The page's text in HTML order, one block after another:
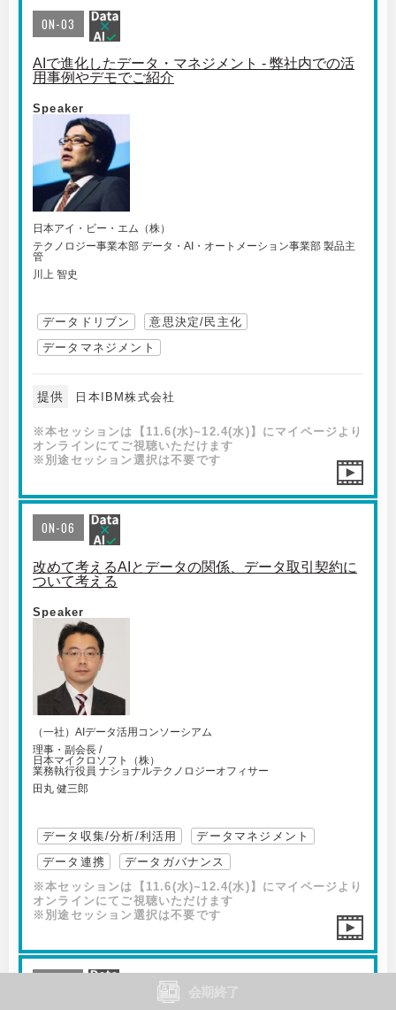
ON-03
AIで進化したデータ・マネジメント - 弊社内での活
用事例やデモでご紹介
Speaker
日本アイ・ビー・エム（株）
テクノロジー事業本部 データ・AI・オートメーション事業部 製品主
管
川上 智史
データドリブン
意思決定/民主化
データマネジメント
提供 日本IBM株式会社
※本セッションは【11.6(水)~12.4(水)】にマイページより
オンラインにてご視聴いただけます
※別途セッション選択は不要です
ON-06
改めて考えるAIとデータの関係、データ取引契約に
ついて考える
Speaker
（一社）AIデータ活用コンソーシアム
理事・副会長 /
日本マイクロソフト（株）
業務執行役員 ナショナルテクノロジーオフィサー
田丸 健三郎
データ収集/分析/利活用
データマネジメント
データ連携
データガバナンス
※本セッションは【11.6(水)~12.4(水)】にマイページより
オンラインにてご視聴いただけます
※別途セッション選択は不要です